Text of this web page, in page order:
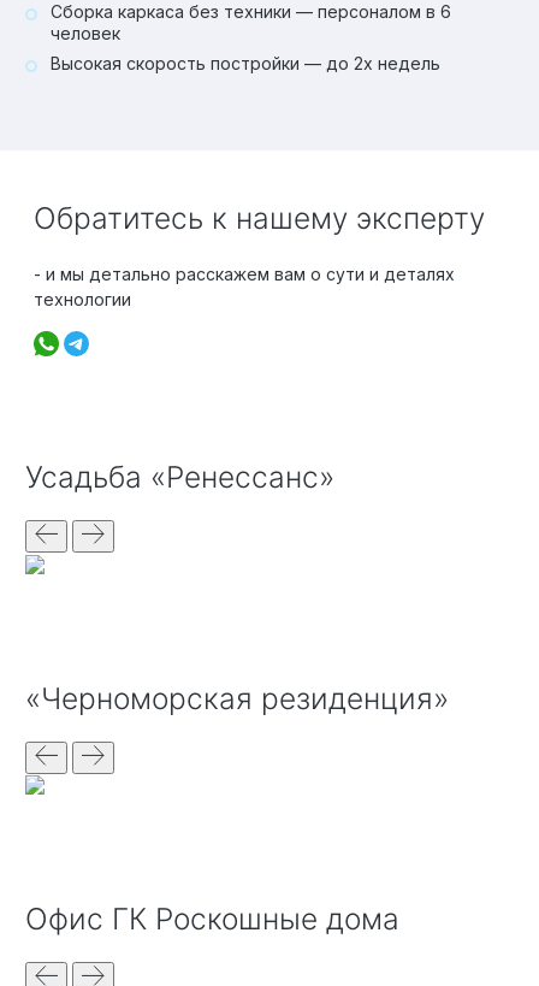
Сборка каркаса без техники — персоналом в 6
человек
Высокая скорость постройки — до 2х недель
Обратитесь к нашему эксперту
- и мы детально расскажем вам о сути и деталях
технологии
Усадьба «Ренессанс»
«Черноморская резиденция»
офис ГК Роскошные дома